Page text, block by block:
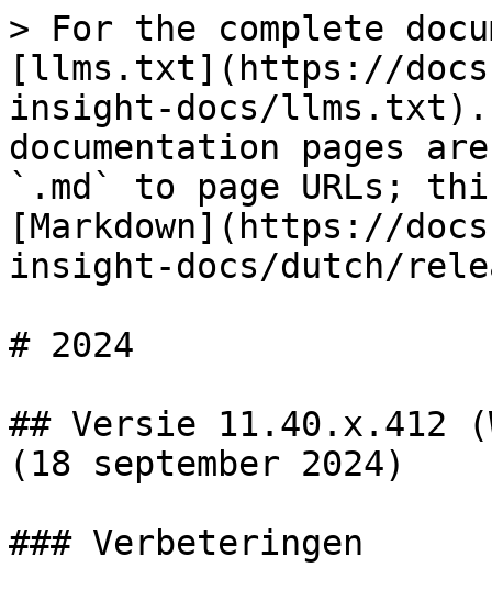
> For the complete
[llms.txt](https://
insight-docs/llms.txt).
documentation pages
`.md` to page URLs;
[Markdown](https://
insight-docs/dutch/
# 2024
## Versie 11.40.x.412
(18 september 2024)
### Verbeteringen